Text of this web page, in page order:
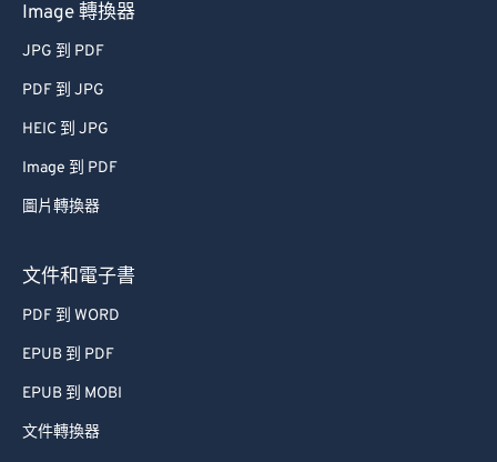
Image 轉換器
JPG 到 PDF
PDF 到 JPG
HEIC 到 JPG
Image 到 PDF
圖片轉換器
文件和電子書
PDF 到 WORD
EPUB 到 PDF
EPUB 到 MOBI
文件轉換器